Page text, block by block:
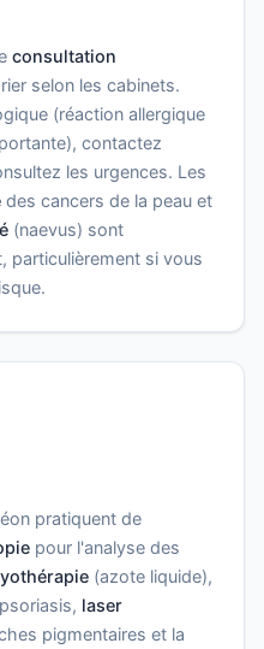
consultation
selon les cabinets.
(réaction allergique
contactez
les urgences. Les
des cancers de la peau et
(naevus) sont
particulièrement si vous
pratiquent de
pour l'analyse des
(azote liquide),
laser
pigmentaires et la